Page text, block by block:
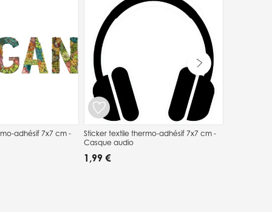
7x7 cm -
Sticker textile thermo-adhésif 7x7 cm -
Casque audio
1,99 €